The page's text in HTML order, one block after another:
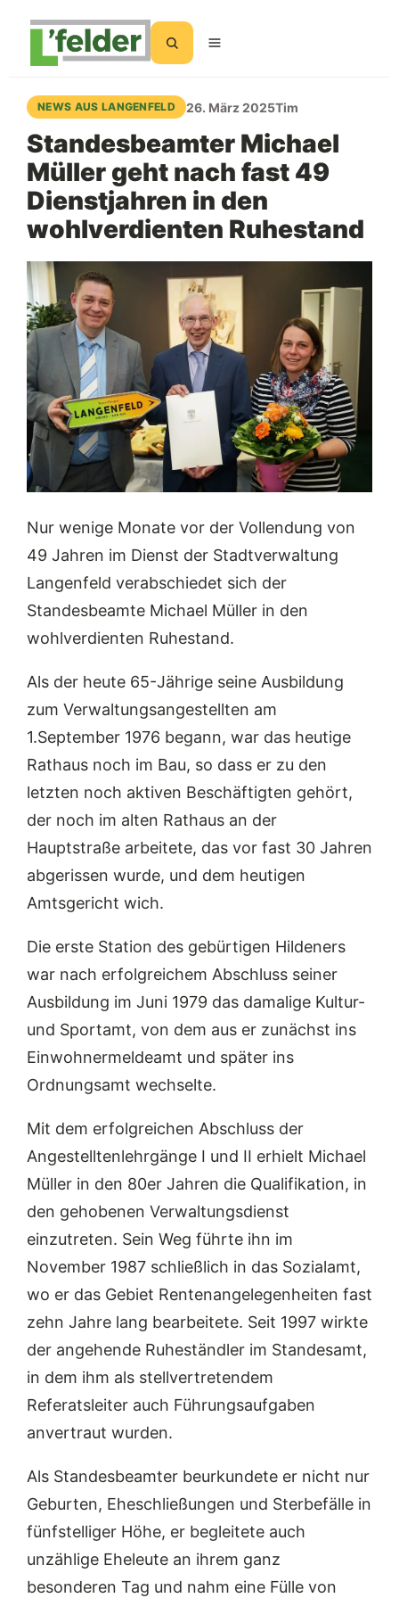
NEWS AUS LANGENFELD 26. März 2025Tim
Standesbeamter Michael
Müller geht nach fast 49
Dienstjahren in den
wohlverdienten Ruhestand
Nur wenige Monate vor der Vollendung von
49 Jahren im Dienst der Stadtverwaltung
Langenfeld verabschiedet sich der
Standesbeamte Michael Müller in den
wohlverdienten Ruhestand.
Als der heute 65-Jährige seine Ausbildung
zum Verwaltungsangestellten am
1.September 1976 begann, war das heutige
Rathaus noch im Bau, so dass er zu den
letzten noch aktiven Beschäftigten gehört,
der noch im alten Rathaus an der
Hauptstraße arbeitete, das vor fast 30 Jahren
abgerissen wurde, und dem heutigen
Amtsgericht wich.
Die erste Station des gebürtigen Hildeners
war nach erfolgreichem Abschluss seiner
Ausbildung im Juni 1979 das damalige Kultur-
und Sportamt, von dem aus er zunächst ins
Einwohnermeldeamt und später ins
Ordnungsamt wechselte.
Mit dem erfolgreichen Abschluss der
Angestelltenlehrgänge I und II erhielt Michael
Müller in den 80er Jahren die Qualifikation, in
den gehobenen Verwaltungsdienst
einzutreten. Sein Weg führte ihn im
November 1987 schließlich in das Sozialamt,
wo er das Gebiet Rentenangelegenheiten fast
zehn Jahre lang bearbeitete. Seit 1997 wirkte
der angehende Ruheständler im Standesamt,
in dem ihm als stellvertretendem
Referatsleiter auch Führungsaufgaben
anvertraut wurden.
Als Standesbeamter beurkundete er nicht nur
Geburten, Eheschließungen und Sterbefälle in
fünfstelliger Höhe, er begleitete auch
unzählige Eheleute an ihrem ganz
besonderen Tag und nahm eine Fülle von